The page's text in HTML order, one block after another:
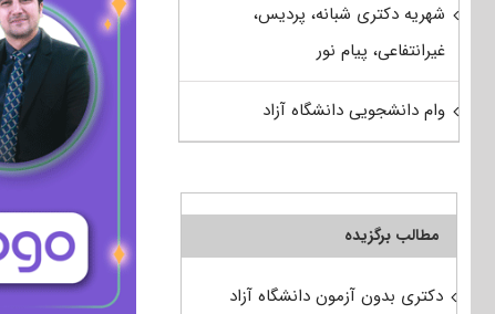
شهریه دکتری شبانه، پردیس،
غیرانتفاعی، پیام نور
وام دانشجویی دانشگاه آزاد
مطالب برگزیده
دکتری بدون آزمون دانشگاه آزاد